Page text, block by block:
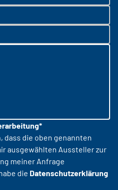
dass die oben genannten
ausgewählten Aussteller zur
meiner Anfrage
die Datenschutzerklärung